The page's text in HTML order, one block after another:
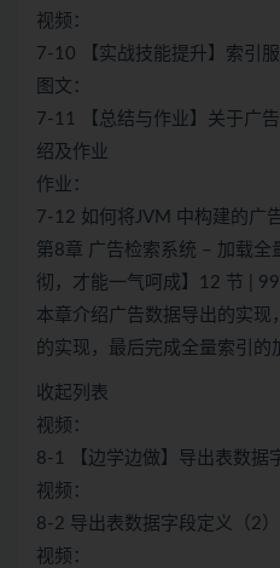
视频：
7-10 【实战技能提升】索引
图文：
7-11 【总结与作业】关于广
绍及作业
作业：
7-12 如何将JVM 中构建的广
第8章 广告检索系统 – 加载全
彻，才能一气呵成】12 节 |
本章介绍广告数据导出的实现
的实现，最后完成全量索引的
收起列表
视频：
8-1 【边学边做】导出表数据
视频：
8-2 导出表数据字段定义（2
视频：